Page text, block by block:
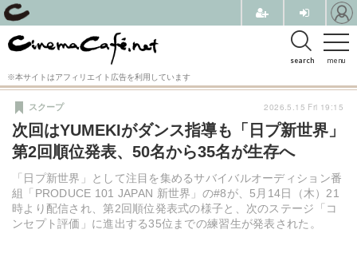
menu
search
※本サイトはアフィリエイト広告を利用しています
次回はYUMEKIがダンス指導も「日プ新世界」
第2回順位発表、50名から35名が生存へ
「日プ新世界」として注目を集めるサバイバルオーディション番
組「PRODUCE 101 JAPAN 新世界」の#8が、5月14日（木）21
時より配信され、第2回順位発表式の様子と、次のステージ「コ
ンセプト評価」に進出する35位までの練習生が発表された。
スクープ 2026.5.15 Fri 19:15